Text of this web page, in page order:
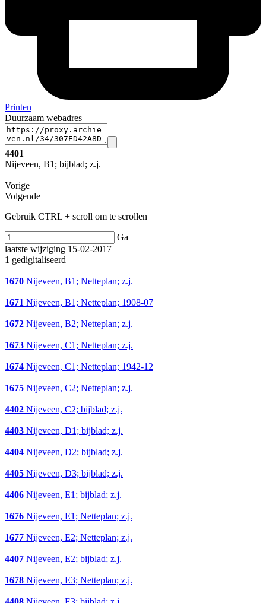
Printen
Duurzaam webadres
4401
Nijeveen, B1; bijblad; z.j.
Vorige
Volgende
Gebruik CTRL + scroll om te scrollen
Ga
laatste wijziging 15-02-2017
1 gedigitaliseerd
1670 Nijeveen, B1; Netteplan; z.j.
1671 Nijeveen, B1; Netteplan; 1908-07
1672 Nijeveen, B2; Netteplan; z.j.
1673 Nijeveen, C1; Netteplan; z.j.
1674 Nijeveen, C1; Netteplan; 1942-12
1675 Nijeveen, C2; Netteplan; z.j.
4402 Nijeveen, C2; bijblad; z.j.
4403 Nijeveen, D1; bijblad; z.j.
4404 Nijeveen, D2; bijblad; z.j.
4405 Nijeveen, D3; bijblad; z.j.
4406 Nijeveen, E1; bijblad; z.j.
1676 Nijeveen, E1; Netteplan; z.j.
1677 Nijeveen, E2; Netteplan; z.j.
4407 Nijeveen, E2; bijblad; z.j.
1678 Nijeveen, E3; Netteplan; z.j.